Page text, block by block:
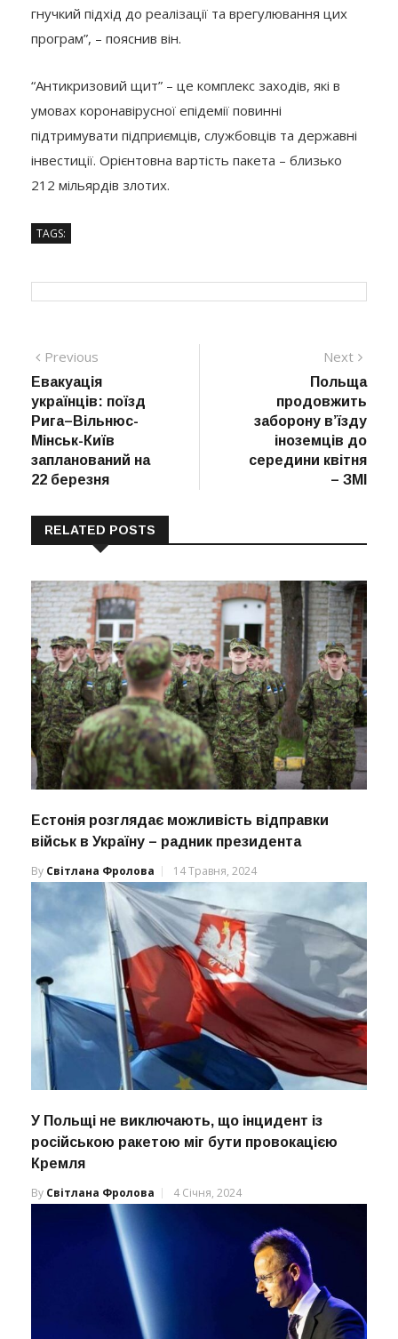
гнучкий підхід до реалізації та врегулювання цих
програм”, – пояснив він.
“Антикризовий щит” – це комплекс заходів, які в
умовах коронавірусної епідемії повинні
підтримувати підприємців, службовців та державні
інвестиції. Орієнтовна вартість пакета – близько
212 мільярдів злотих.
TAGS:
Навігація
записів
Previous
post:
Евакуація
українців: поїзд
Рига–Вільнюс-
Мінськ-Київ
запланований на
22 березня
Next
post:
Польща
продовжить
заборону в’їзду
іноземців до
середини квітня
– ЗМІ
RELATED POSTS
Естонія розглядає можливість відправки
військ в Україну – радник президента
By Світлана Фролова 14 Травня, 2024
У Польщі не виключають, що інцидент із
російською ракетою міг бути провокацією
Кремля
By Світлана Фролова 4 Січня, 2024